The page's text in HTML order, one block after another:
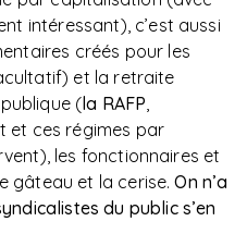
intéressant), c’est aussi
créés pour les
et la retraite
(la RAFP,
et ces régimes par
les fonctionnaires et
gâteau et la cerise.On n’a
du public s’en